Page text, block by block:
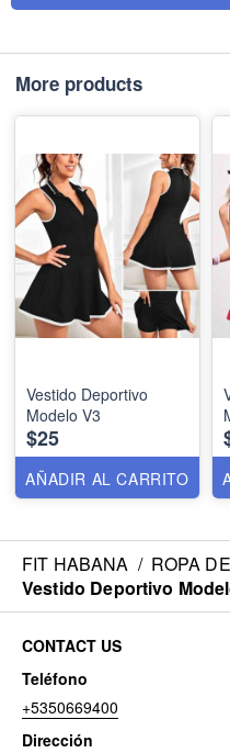
More products
Vestido Deportivo
Modelo V3
$25
AÑADIR AL CARRITO
FIT HABANA / ROPA
Vestido Deportivo
CONTACT US
Teléfono
+5350669400
Dirección